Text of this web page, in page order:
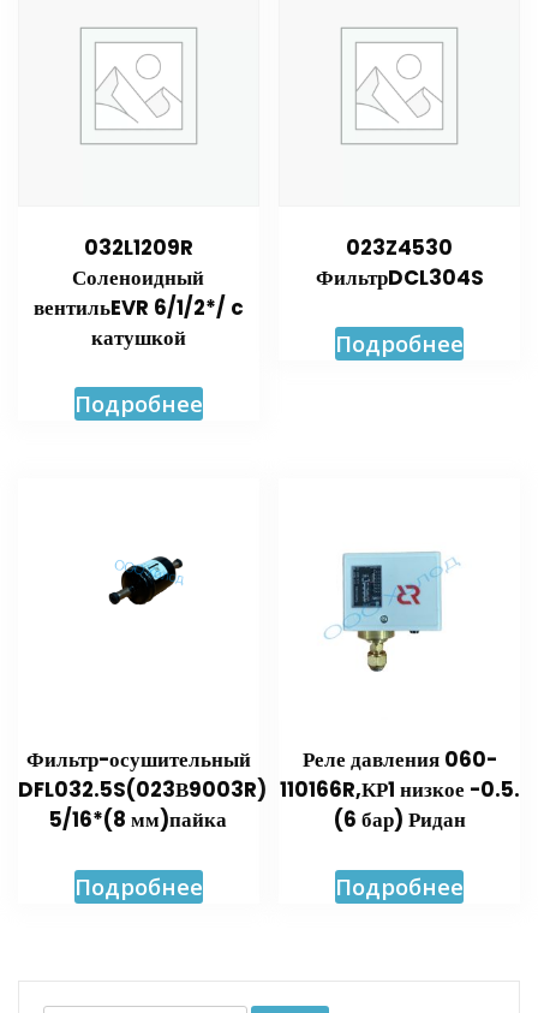
032L1209R
Соленоидный
вентильEVR 6/1/2*/ c
катушкой
Подробнее
023Z4530
ФильтрDCL304S
Подробнее
Фильтр-осушительный
DFL032.5S(023В9003R)
5/16*(8 мм)пайка
Подробнее
Реле давления 060-
110166R,КР1 низкое -0.5.
(6 бар) Ридан
Подробнее